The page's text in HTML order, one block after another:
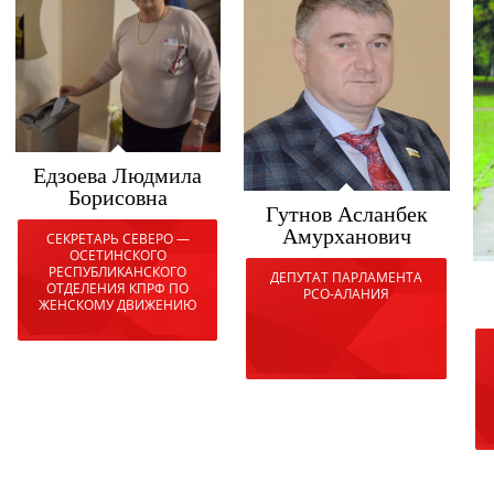
Едзоева Людмила
Борисовна
СЕКРЕТАРЬ СЕВЕРО —
ОСЕТИНСКОГО
РЕСПУБЛИКАНСКОГО
ОТДЕЛЕНИЯ КПРФ ПО
ЖЕНСКОМУ ДВИЖЕНИЮ
Гутнов Асланбек
Амурханович
ДЕПУТАТ ПАРЛАМЕНТА
РСО-АЛАНИЯ